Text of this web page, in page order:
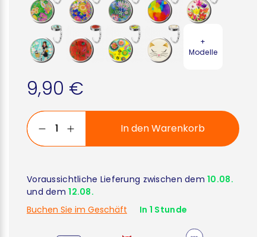
+
Modelle
9,90 €
In den Warenkorb
Voraussichtliche Lieferung zwischen dem10.08.
und dem12.08.
Buchen Sie im Geschäft
In 1 Stunde